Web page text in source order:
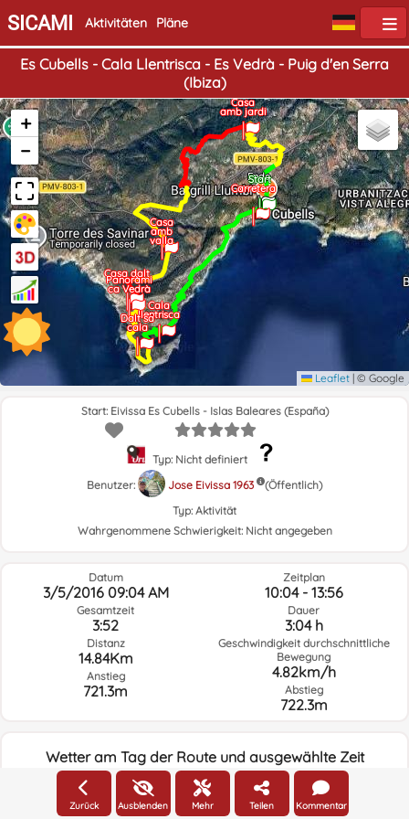
SICAMI Aktivitäten Pläne
Es Cubells - Cala Llentrisca - Es Vedrà - Puig d'en Serra
(Ibiza)
Start
Ende
Carretera
Cala
llentrisca
Dalt sa
cala
Panoràmi
ca Vedrà
Casa dalt
Casa
amb
valla
Casa
amb jardi
+
−
Leaflet | © Google
Start: Eivissa Es Cubells - Islas Baleares (España)
Typ: Nicht definiert
Benutzer:
Jose Eivissa 1963
(Öffentlich)
Typ: Aktivität
Wahrgenommene Schwierigkeit: Nicht angegeben
Datum
3/5/2016 09:04 AM
Gesamtzeit
3:52
Distanz
14.84Km
Anstieg
721.3m
Zeitplan
10:04 - 13:56
Dauer
3:04 h
Geschwindigkeit durchschnittliche
Bewegung
4.82km/h
Abstieg
722.3m
Wetter am Tag der Route und ausgewählte Zeit
09:00
Zurück Ausblenden Mehr Teilen Kommentar